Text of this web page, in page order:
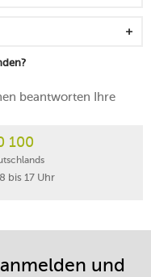
beantworten Ihre
100
bis 17 Uhr
und